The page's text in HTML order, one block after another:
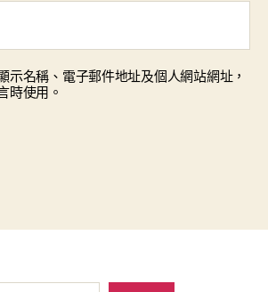
示名稱、電子郵件地址及個人網站網址，
時使用。